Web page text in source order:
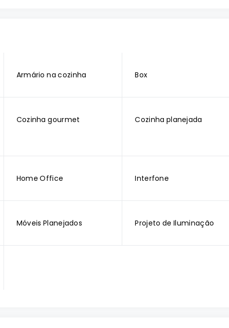
Armário na cozinha Box
Cozinha gourmet Cozinha planejada
Home Office Interfone
Móveis Planejados Projeto de Iluminação